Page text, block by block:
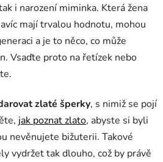
i narození miminka. Která žena
mají trvalou hodnotu, mohou
a je to něco, co může
Vsaďte proto na řetízek nebo
zlaté šperky, s nimiž se pojí
jak poznat zlato, abyste si byli
nevěnujete bižuterii. Takové
vydržet tak dlouho, což by právě